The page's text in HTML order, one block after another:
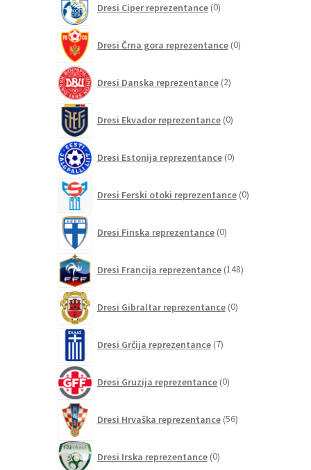
Dresi Ciper reprezentance 0izdelkov
Dresi Črna gora reprezentance 0izdelkov
Dresi Danska reprezentance 2izdelka
Dresi Ekvador reprezentance 0izdelkov
Dresi Estonija reprezentance 0izdelkov
Dresi Ferski otoki reprezentance 0izdelkov
Dresi Finska reprezentance 0izdelkov
Dresi Francija reprezentance 148izdelkov
Dresi Gibraltar reprezentance 0izdelkov
Dresi Grčija reprezentance 7izdelkov
Dresi Gruzija reprezentance 0izdelkov
Dresi Hrvaška reprezentance 56izdelkov
Dresi Irska reprezentance 0izdelkov